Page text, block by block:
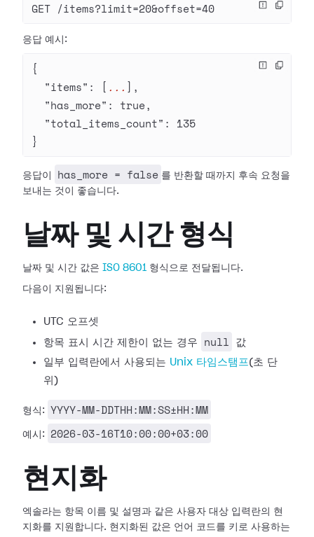
GET /items?limit=20&offset=40
응답 예시:
{
  "items"
: [ ... ],
  "has_more"
: true,
  "total_items_count"
: 135
}
응답이 has_more = false 를 반환할 때까지 후속 요청을
보내는 것이 좋습니다.
날짜 및 시간 형식
날짜 및 시간 값은 ISO 8601 형식으로 전달됩니다.
다음이 지원됩니다:
UTC 오프셋
항목 표시 시간 제한이 없는 경우
null
값
일부 입력란에서 사용되는 Unix 타임스탬프(초 단
위)
형식: YYYY-MM-DDTHH:MM:SS±HH:MM
예시: 2026-03-16T10:00:00+03:00
현지화
엑솔라는 항목 이름 및 설명과 같은 사용자 대상 입력란의 현
지화를 지원합니다. 현지화된 값은 언어 코드를 키로 사용하는